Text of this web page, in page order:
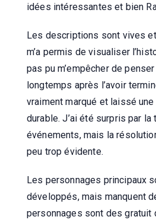
idées intéressantes et bien
Les descriptions sont vives
m’a permis de visualiser
pas pu m’empêcher de
longtemps après l’avoir
vraiment marqué et laissé
durable. J’ai été surpris par la
événements, mais la
peu trop évidente.
Les personnages principaux
développés, mais manquent
personnages sont des gratuit